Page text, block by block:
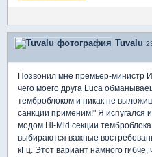
Tuvalu
Позвонил мне премьер-министр
чего моего друга Luca
темброблоком и никак не
санкции применим!" Я испугался
модом Hi-Mid секции
выбираются важные
кГц. Этот вариант намного